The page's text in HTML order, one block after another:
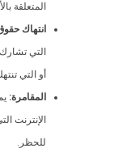
المتعلقة
انتهاك
التي
أو التي
المقامرة:
الإنترنت
للحظر.